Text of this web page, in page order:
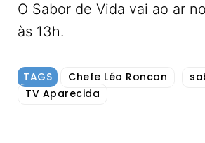
O Sabor de Vida vai ao ar
às 13h.
TAGS Chefe Léo Roncon
TV Aparecida